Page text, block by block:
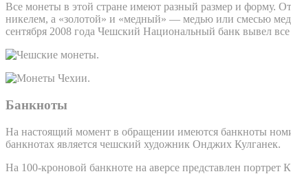
Все монеты в этой стране имеют разный размер и форму.
никелем, а «золотой» и «медный» — медью или смесью
сентября 2008 года Чешский Национальный банк вывел
Банкноты
На настоящий момент в обращении имеются банкноты
банкнотах является чешский художник Онджих Кулганек.
На 100-кроновой банкноте на аверсе представлен